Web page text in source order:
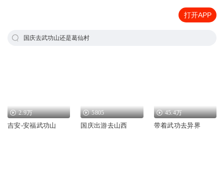
打开APP
国庆去武功山还是葛仙村
2.9万
吉安-安福武功山
5805
国庆出游去山西
45.4万
带着武功去异界